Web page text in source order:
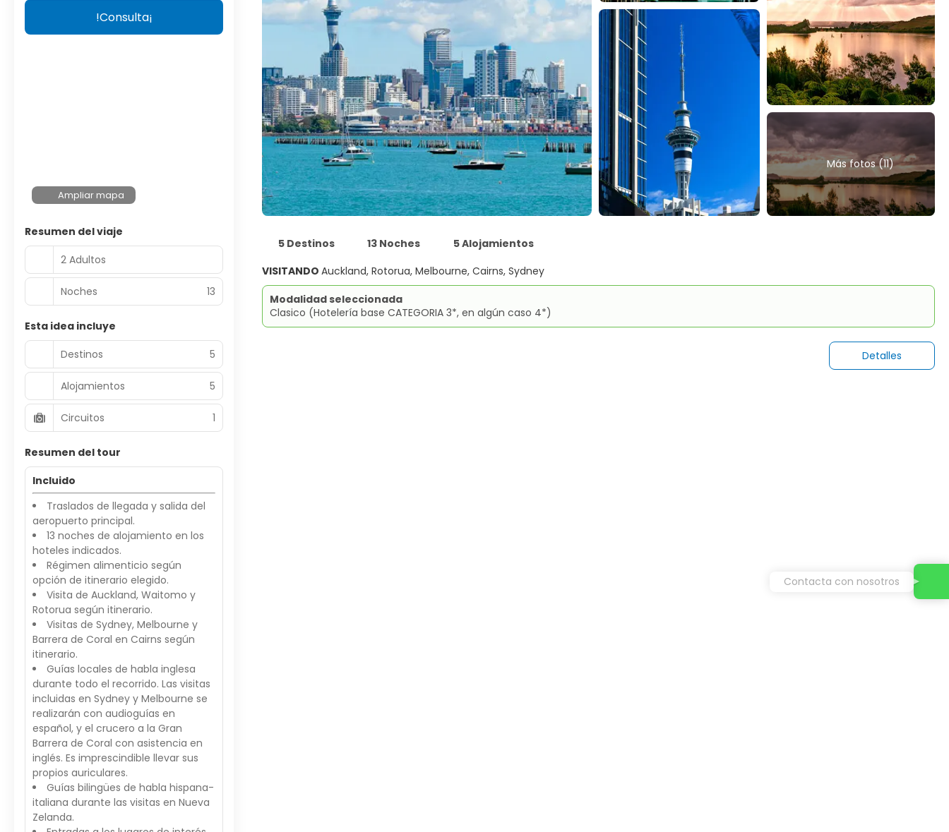
Más fotos (11)
5 Destinos 13 Noches
5 Alojamientos
VISITANDO Auckland, Rotorua, Melbourne, Cairns, Sydney
Modalidad seleccionada
Clasico (Hotelería base CATEGORIA 3*, en algún caso 4*)
Detalles
!Consulta¡
Ampliar mapa
Resumen del viaje
2 Adultos
Noches 13
Esta idea incluye
Destinos
5
Alojamientos 5
Circuitos 1
Resumen del tour
Incluido
Traslados de llegada y salida del
aeropuerto principal.
13 noches de alojamiento en los
hoteles indicados.
Régimen alimenticio según
opción de itinerario elegido.
Visita de Auckland, Waitomo y
Rotorua según itinerario.
Visitas de Sydney, Melbourne y
Barrera de Coral en Cairns según
itinerario.
Guías locales de habla inglesa
durante todo el recorrido. Las visitas
incluidas en Sydney y Melbourne se
realizarán con audioguías en
español, y el crucero a la Gran
Barrera de Coral con asistencia en
inglés. Es imprescindible llevar sus
propios auriculares.
Guías bilingües de habla hispana-
italiana durante las visitas en Nueva
Zelanda.
Contacta con nosotros